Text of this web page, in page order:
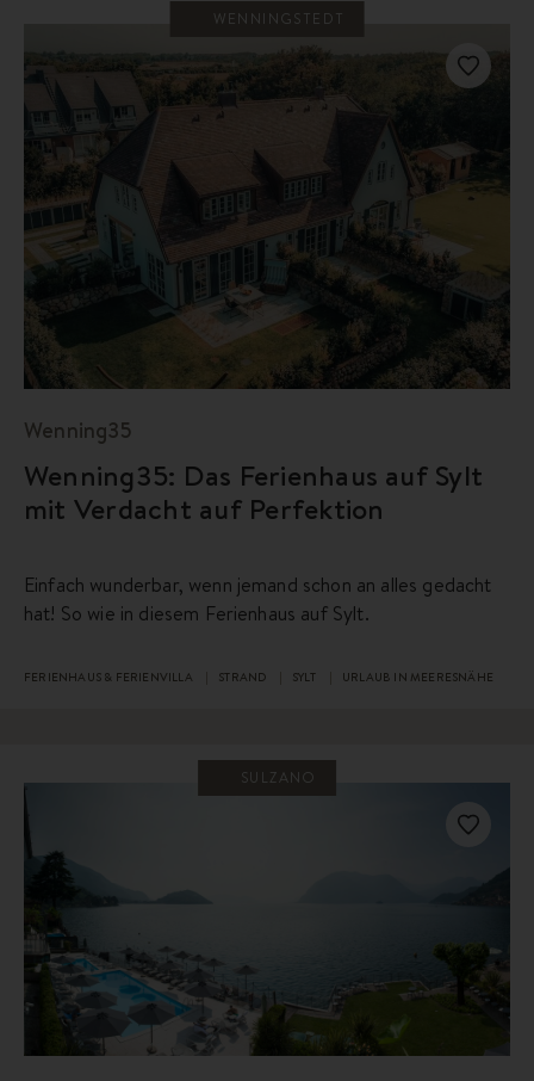
WENNINGSTEDT
Wenning35
Wenning35: Das Ferienhaus auf Sylt
mit Verdacht auf Perfektion
Einfach wunderbar, wenn jemand schon an alles gedacht
hat! So wie in diesem Ferienhaus auf Sylt.
FERIENHAUS & FERIENVILLA STRAND SYLT URLAUB IN MEERESNÄHE
SULZANO